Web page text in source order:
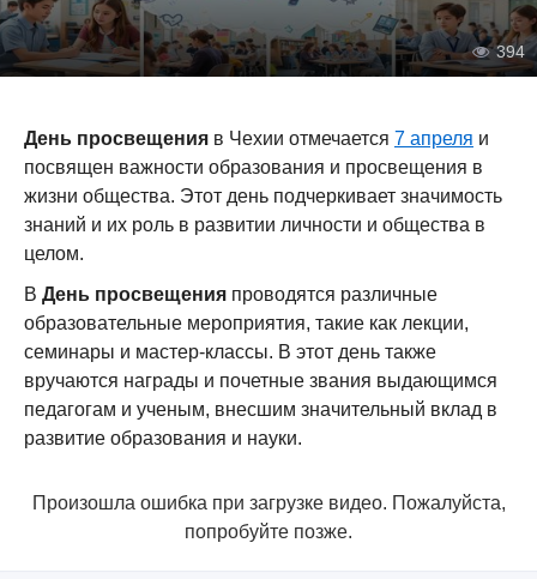
394
День просвещения в Чехии отмечается 7 апреля и
посвящен важности образования и просвещения в
жизни общества. Этот день подчеркивает значимость
знаний и их роль в развитии личности и общества в
целом.
В День просвещения проводятся различные
образовательные мероприятия, такие как лекции,
семинары и мастер-классы. В этот день также
вручаются награды и почетные звания выдающимся
педагогам и ученым, внесшим значительный вклад в
развитие образования и науки.
Произошла ошибка при загрузке видео. Пожалуйста,
попробуйте позже.